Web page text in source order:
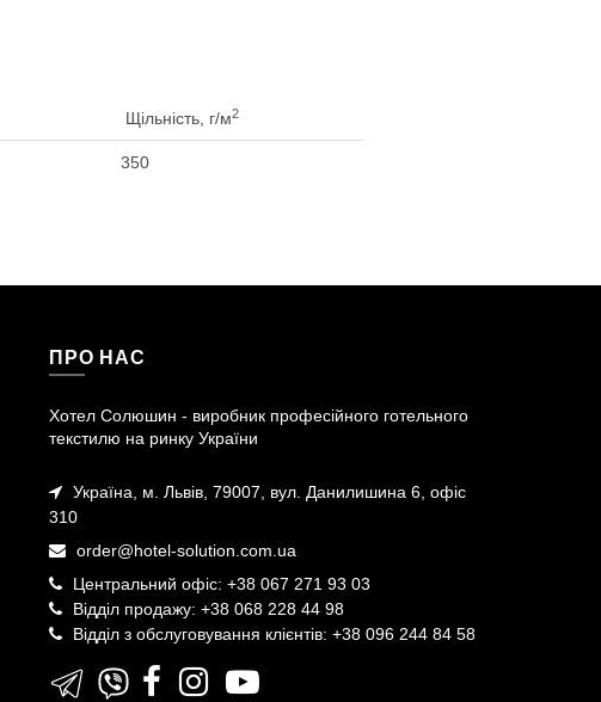
Щільність, г/м2
350
ПРО НАС
Хотел Солюшин - виробник професійного готельного
текстилю на ринку України
Україна, м. Львів, 79007, вул. Данилишина 6, офіс
310
order@hotel-solution.com.ua
Центральний офіс: +38 067 271 93 03
Відділ продажу: +38 068 228 44 98
Відділ з обслуговування клієнтів: +38 096 244 84 58